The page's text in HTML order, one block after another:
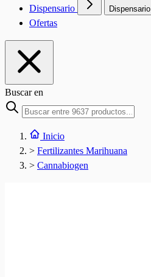
Dispensario Dispensario
Ofertas
Buscar en
Inicio
> Fertilizantes Marihuana
> Cannabiogen